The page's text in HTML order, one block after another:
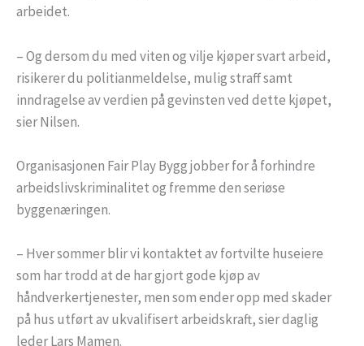
arbeidet.
– Og dersom du med viten og vilje kjøper svart arbeid,
risikerer du politianmeldelse, mulig straff samt
inndragelse av verdien på gevinsten ved dette kjøpet,
sier Nilsen.
Organisasjonen Fair Play Bygg jobber for å forhindre
arbeidslivskriminalitet og fremme den seriøse
byggenæringen.
– Hver sommer blir vi kontaktet av fortvilte huseiere
som har trodd at de har gjort gode kjøp av
håndverkertjenester, men som ender opp med skader
på hus utført av ukvalifisert arbeidskraft, sier daglig
leder Lars Mamen.